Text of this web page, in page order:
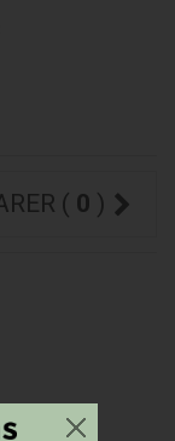
COMPARER ( 0 )